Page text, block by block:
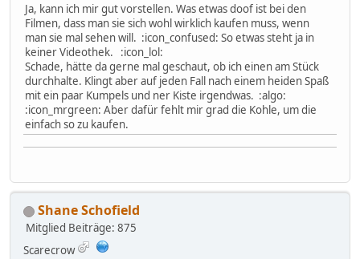
Ja, kann ich mir gut vorstellen. Was etwas doof ist bei den
Filmen, dass man sie sich wohl wirklich kaufen muss, wenn
man sie mal sehen will. :icon_confused: So etwas steht ja in
keiner Videothek. :icon_lol:
Schade, hätte da gerne mal geschaut, ob ich einen am Stück
durchhalte. Klingt aber auf jeden Fall nach einem heiden Spaß
mit ein paar Kumpels und ner Kiste irgendwas. :algo:
:icon_mrgreen: Aber dafür fehlt mir grad die Kohle, um die
einfach so zu kaufen.
Shane Schofield
Mitglied Beiträge: 875
Scarecrow